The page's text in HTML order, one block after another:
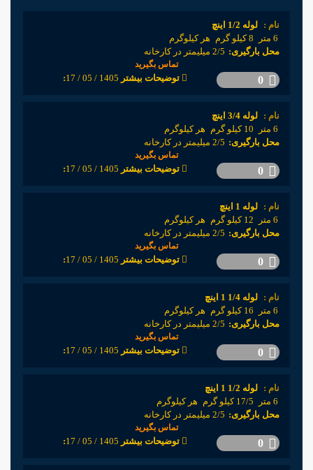
نام : لوله 1/2 اینچ
6 متر
8 کیلو گرم
هر کیلوگرم
محل بارگیری: 2/5 میلیمتر در کارخانه
تماس بگیرید
:توضیحات بیشتر
نام : لوله 3/4 اینچ
6 متر
10 کیلو گرم
هر کیلوگرم
محل بارگیری: 2/5 میلیمتر در کارخانه
تماس بگیرید
:توضیحات بیشتر
نام : لوله 1 اینچ
6 متر
12 کیلو گرم
هر کیلوگرم
محل بارگیری: 2/5 میلیمتر در کارخانه
تماس بگیرید
:توضیحات بیشتر
نام : لوله 1/4 1 اینچ
6 متر
16 کیلو گرم
هر کیلوگرم
محل بارگیری: 2/5 میلیمتر در کارخانه
تماس بگیرید
:توضیحات بیشتر
نام : لوله 1/2 1 اینچ
6 متر
17/5 کیلو گرم
هر کیلوگرم
محل بارگیری: 2/5 میلیمتر در کارخانه
تماس بگیرید
:توضیحات بیشتر